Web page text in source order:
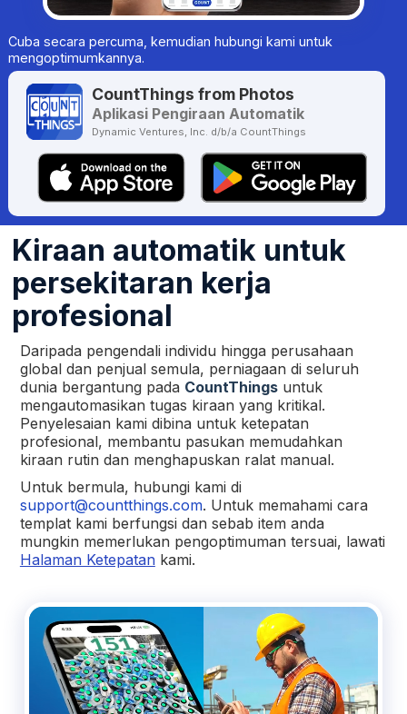
Cuba secara percuma, kemudian hubungi kami untuk
mengoptimumkannya.
CountThings from Photos
Aplikasi Pengiraan Automatik
Dynamic Ventures, Inc. d/b/a CountThings
Kiraan automatik untuk
persekitaran kerja
profesional
Daripada pengendali individu hingga perusahaan
global dan penjual semula, perniagaan di seluruh
dunia bergantung pada CountThingsuntuk
mengautomasikan tugas kiraan yang kritikal.
Penyelesaian kami dibina untuk ketepatan
profesional, membantu pasukan memudahkan
kiraan rutin dan menghapuskan ralat manual.
Untuk bermula, hubungi kami di
support@countthings.com. Untuk memahami cara
templat kami berfungsi dan sebab item anda
mungkin memerlukan pengoptimuman tersuai, lawati
Halaman Ketepatankami.